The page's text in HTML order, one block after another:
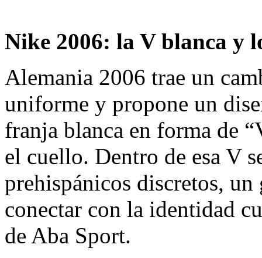
Nike 2006: la V blanca y
Alemania 2006 trae un
uniforme y propone un
franja blanca en forma de
el cuello. Dentro de esa V
prehispánicos discretos,
conectar con la identidad
de Aba Sport.